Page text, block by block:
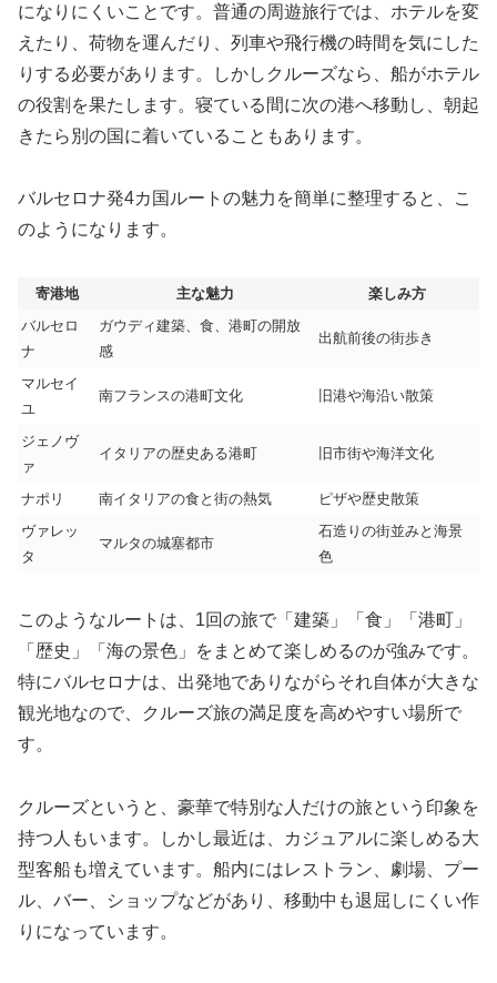
になりにくいことです。普通の周遊旅行では、ホテルを変
えたり、荷物を運んだり、列車や飛行機の時間を気にした
りする必要があります。しかしクルーズなら、船がホテル
の役割を果たします。寝ている間に次の港へ移動し、朝起
きたら別の国に着いていることもあります。
バルセロナ発4カ国ルートの魅力を簡単に整理すると、こ
のようになります。
寄港地 主な魅力
楽しみ方
バルセロ
ナ
ガウディ建築、食、港町の開放
感
出航前後の街歩き
マルセイ
ユ
南フランスの港町文化 旧港や海沿い散策
ジェノヴ
ァ
イタリアの歴史ある港町 旧市街や海洋文化
ナポリ 南イタリアの食と街の熱気
ピザや歴史散策
ヴァレッ
タ
マルタの城塞都市
石造りの街並みと海景
色
このようなルートは、1回の旅で「建築」「食」「港町」
「歴史」「海の景色」をまとめて楽しめるのが強みです。
特にバルセロナは、出発地でありながらそれ自体が大きな
観光地なので、クルーズ旅の満足度を高めやすい場所で
す。
クルーズというと、豪華で特別な人だけの旅という印象を
持つ人もいます。しかし最近は、カジュアルに楽しめる大
型客船も増えています。船内にはレストラン、劇場、プー
ル、バー、ショップなどがあり、移動中も退屈しにくい作
りになっています。